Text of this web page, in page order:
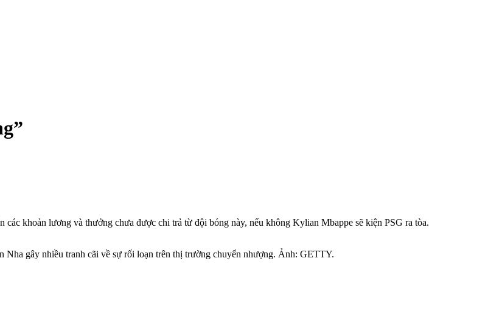
khoản lương và thưởng chưa được chi trả từ đội bóng này, nếu không Kylian Mbappe sẽ kiện PSG ra tòa.
gây nhiều tranh cãi về sự rối loạn trên thị trường chuyển nhượng. Ảnh: GETTY.